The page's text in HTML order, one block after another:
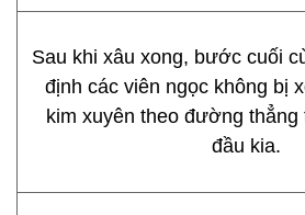
Sau khi xâu xong, bước cuối
định các viên ngọc không bị
kim xuyên theo đường
đầu kia.